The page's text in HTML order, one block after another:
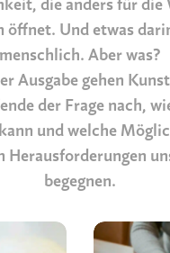
die anders für die
öffnet. Und etwas
menschlich. Aber was?
Ausgabe gehen
der Frage nach,
und welche
Herausforderungen
begegnen.